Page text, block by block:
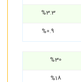
%3.3
%0.9
%30
%18